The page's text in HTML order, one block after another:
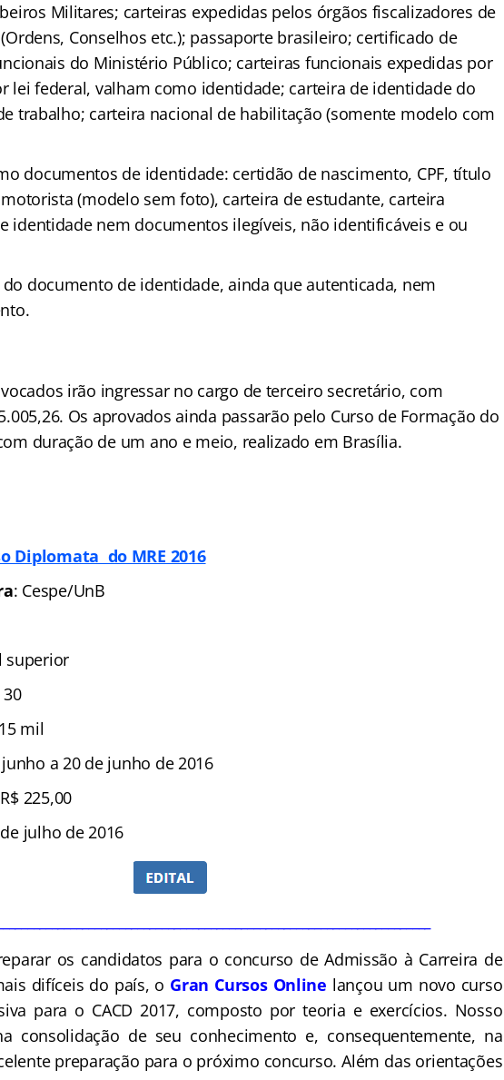
Militares; carteiras expedidas pelos órgãos fiscalizadores de
Conselhos etc.); passaporte brasileiro; certificado de
do Ministério Público; carteiras funcionais expedidas por
lei federal, valham como identidade; carteira de identidade do
trabalho; carteira nacional de habilitação (somente modelo com
documentos de identidade: certidão de nascimento, CPF, título
(modelo sem foto), carteira de estudante, carteira
identidade nem documentos ilegíveis, não identificáveis e ou
documento de identidade, ainda que autenticada, nem
irão ingressar no cargo de terceiro secretário, com
Os aprovados ainda passarão pelo Curso de Formação do
duração de um ano e meio, realizado em Brasília.
Diplomata do MRE 2016
: Cespe/UnB
superior
30
mil
a 20 de junho de 2016
R$ 225,00
de julho de 2016
os candidatos para o concurso de Admissão à Carreira de
difíceis do país, o Gran Cursos Online lançou um novo curso
para o CACD 2017, composto por teoria e exercícios. Nosso
consolidação de seu conhecimento e, consequentemente, na
preparação para o próximo concurso. Além das orientações